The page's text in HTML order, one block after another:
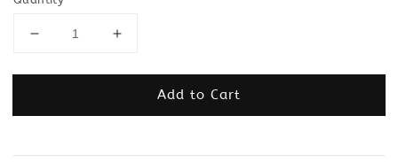
Add to Cart